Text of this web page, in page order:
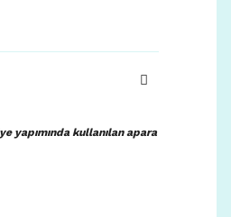
yapımında kullanılan apara